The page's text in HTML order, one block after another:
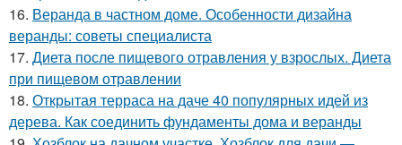
16. Веранда в частном доме. Особенности дизайна
веранды: советы специалиста
17. Диета после пищевого отравления у взрослых. Диета
при пищевом отравлении
18. Открытая терраса на даче 40 популярных идей из
дерева. Как соединить фундаменты дома и веранды